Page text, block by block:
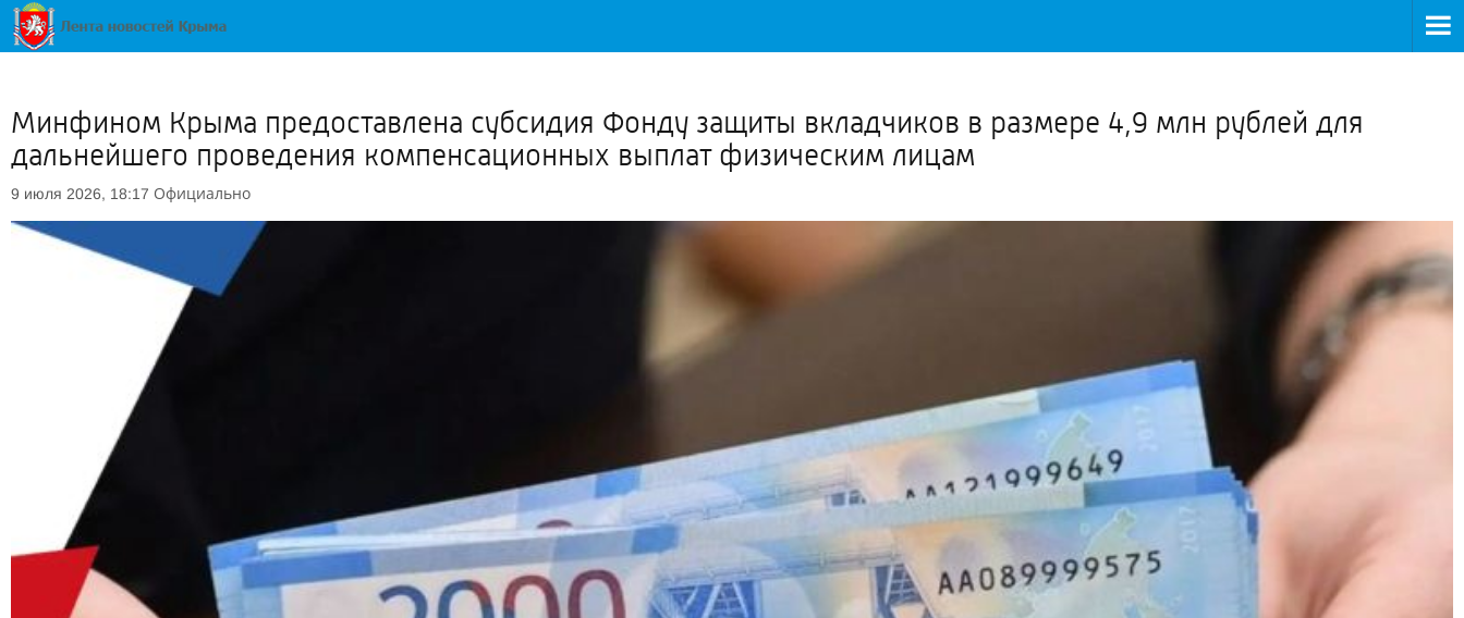
Минфином Крыма предоставлена субсидия Фонду защиты вкладчиков в размере 4,9 млн рублей для
дальнейшего проведения компенсационных выплат физическим лицам
9 июля 2026, 18:17 Официально